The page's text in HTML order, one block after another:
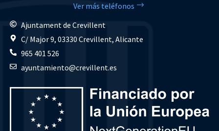
Ver más teléfonos
Ajuntament de Crevillent
C/ Major 9, 03330 Crevillent, Alicante
965 401 526
ayuntamiento@crevillent.es